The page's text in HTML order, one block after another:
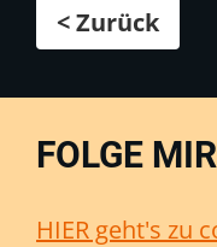
< Zurück
FOLGE
HIER geht's zu